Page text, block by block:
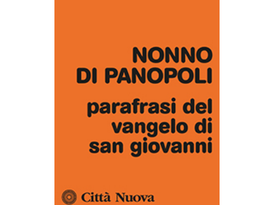
AGGIUNGI AL CARRELLO